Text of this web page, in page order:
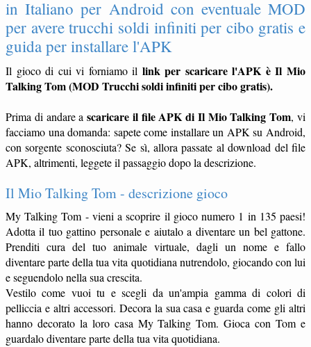
in Italiano per Android con eventuale MOD
per avere trucchi soldi infiniti per cibo gratis e
guida per installare l'APK
Il gioco di cui vi forniamo il link per scaricare l'APK è Il Mio
Talking Tom (MOD Trucchi soldi infiniti per cibo gratis).
Prima di andare ascaricare il file APK di Il Mio Talking Tom, vi
facciamo una domanda: sapete come installare un APK su Android,
con sorgente sconosciuta? Se sì, allora passate al download del file
APK, altrimenti, leggete il passaggio dopo la descrizione.
Il Mio Talking Tom - descrizione gioco
My Talking Tom - vieni a scoprire il gioco numero 1 in 135 paesi!
Adotta il tuo gattino personale e aiutalo a diventare un bel gattone.
Prenditi cura del tuo animale virtuale, dagli un nome e fallo
diventare parte della tua vita quotidiana nutrendolo, giocando con lui
e seguendolo nella sua crescita.
Vestilo come vuoi tu e scegli da un'ampia gamma di colori di
pelliccia e altri accessori. Decora la sua casa e guarda come gli altri
hanno decorato la loro casa My Talking Tom. Gioca con Tom e
guardalo diventare parte della tua vita quotidiana.